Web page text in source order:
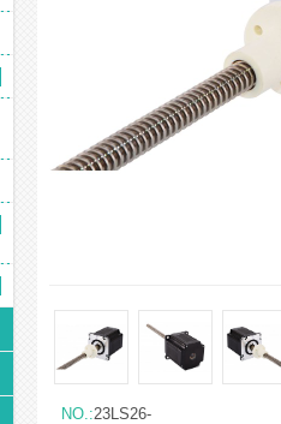
NO.:23LS26-